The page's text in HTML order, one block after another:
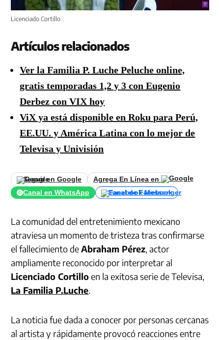
Licenciado Cortillo
Artículos relacionados
Ver la Familia P. Luche Peluche online,
gratis temporadas 1,2 y 3 con Eugenio
Derbez con VIX hoy
ViX ya está disponible en Roku para Perú,
EE.UU. y América Latina con lo mejor de
Televisa y Univisión
Seguir en Google
Agrega En Línea en
Canal en WhatsApp
Canal de Facebook
La comunidad del entretenimiento mexicano
atraviesa un momento de tristeza tras confirmarse
el fallecimiento deAbraham Pérez, actor
ampliamente reconocido por interpretar al
Licenciado Cortilloen la exitosa serie de Televisa,
La Familia P.Luche.
La noticia fue dada a conocer por personas cercanas
al artista y rápidamente provocó reacciones entre